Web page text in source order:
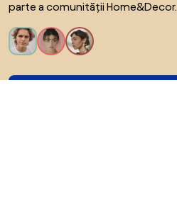
parte a comunității Home&Decor.